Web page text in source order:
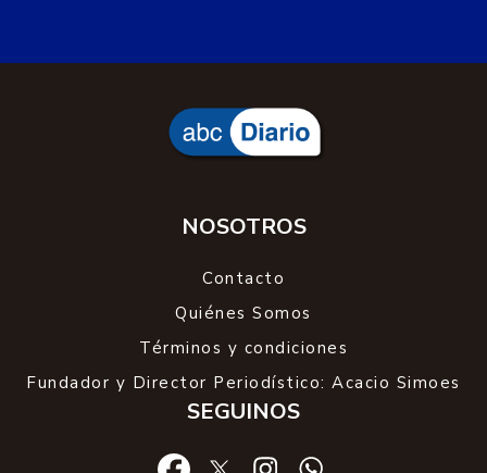
NOSOTROS
Contacto
Quiénes Somos
Términos y condiciones
Fundador y Director Periodístico: Acacio Simoes
SEGUINOS